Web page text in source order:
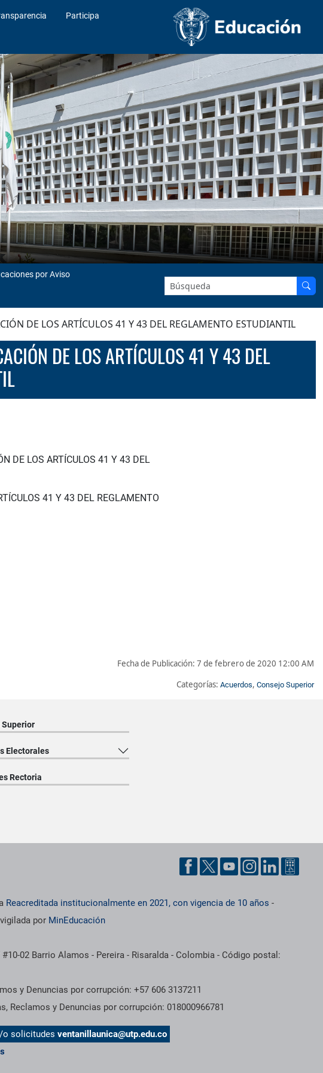
Participa
por Aviso
Buscar en el sitio:
DE LOS ARTÍCULOS 41 Y 43 DEL REGLAMENTO ESTUDIANTIL
DE LOS ARTÍCULOS 41 Y 43 DEL
41 Y 43 DEL REGLAMENTO
Fecha de Publicación: 7 de febrero de 2020 12:00 AM
Categorías: Acuerdos, Consejo Superior
Superior
Electorales
Rectoria
Reacreditada institucionalmente en 2021, con vigencia de 10 años -
por MinEducación
#10-02 Barrio Alamos - Pereira - Risaralda - Colombia - Código postal:
y Denuncias por corrupción: +57 606 3137211
Reclamos y Denuncias por corrupción: 018000966781
o solicitudesventanillaunica@utp.edu.co